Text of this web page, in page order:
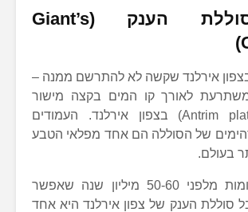
חווית סוללת הענק (Giant’s
בצפון אירלנד שקשה לא להתרשם ממנה –
לאורך קו המים בקצה מישור
אנטרים (Antrim plateau) בצפון אירלנד. העמודים
של הסוללה הם אחד מפלאי הטבע
בעולם.
אין הרבה מקומות מלפני 50-60 מיליון שנה שאפשר
סוללת הענק של צפון אירלנד היא אחד